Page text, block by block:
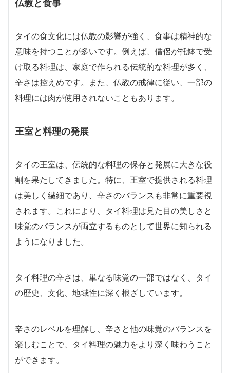
仏教と食事
タイの食文化には仏教の影響が強く、食事は精神的な
意味を持つことが多いです。例えば、僧侶が托鉢で受
け取る料理は、家庭で作られる伝統的な料理が多く、
辛さは控えめです。また、仏教の戒律に従い、一部の
料理には肉が使用されないこともあります。
王室と料理の発展
タイの王室は、伝統的な料理の保存と発展に大きな役
割を果たしてきました。特に、王室で提供される料理
は美しく繊細であり、辛さのバランスも非常に重要視
されます。これにより、タイ料理は見た目の美しさと
味覚のバランスが両立するものとして世界に知られる
ようになりました。
タイ料理の辛さは、単なる味覚の一部ではなく、タイ
の歴史、文化、地域性に深く根ざしています。
辛さのレベルを理解し、辛さと他の味覚のバランスを
楽しむことで、タイ料理の魅力をより深く味わうこと
ができます。